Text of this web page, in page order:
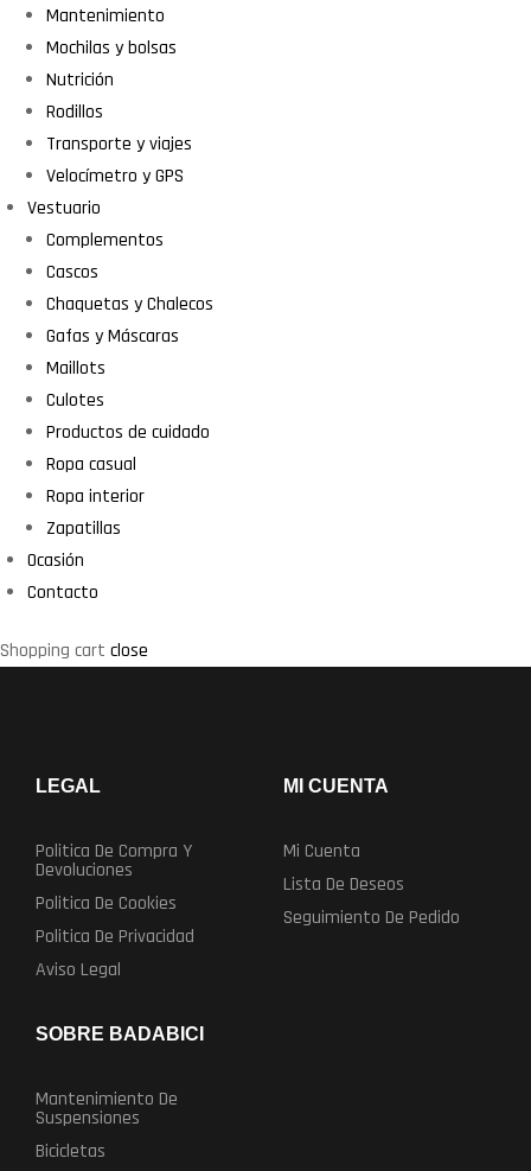
Mantenimiento
Mochilas y bolsas
Nutrición
Rodillos
Transporte y viajes
Velocímetro y GPS
Vestuario
Complementos
Cascos
Chaquetas y Chalecos
Gafas y Máscaras
Maillots
Culotes
Productos de cuidado
Ropa casual
Ropa interior
Zapatillas
Ocasión
Contacto
Shopping cart close
LEGAL
Politica De Compra Y
Devoluciones
Politica De Cookies
Politica De Privacidad
Aviso Legal
MI CUENTA
Mi Cuenta
Lista De Deseos
Seguimiento De Pedido
SOBRE BADABICI
Mantenimiento De
Suspensiones
Bicicletas